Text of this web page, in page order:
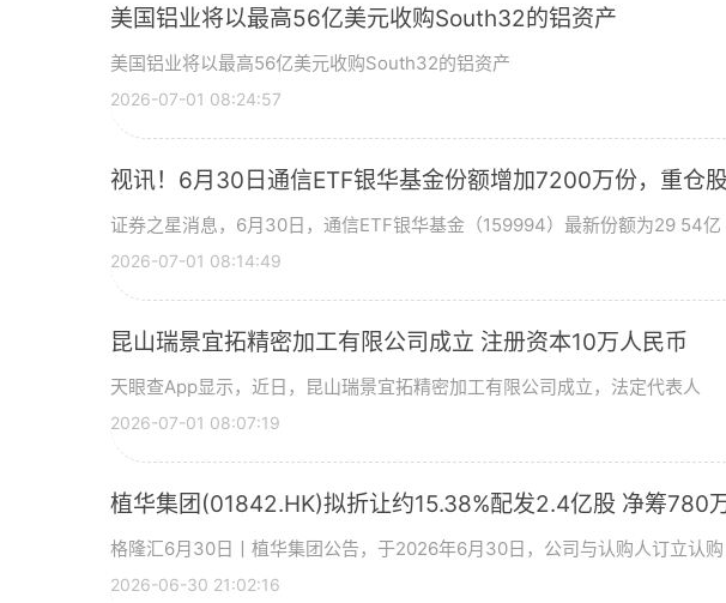
美国铝业将以最高56亿美元收购South32的铝资产
美国铝业将以最高56亿美元收购South32的铝资产
2026-07-01 08:24:57
视讯！6月30日通信ETF银华基金份额增加7200万份，重仓
证券之星消息，6月30日，通信ETF银华基金（159994）最新份额为29 54亿
2026-07-01 08:14:49
昆山瑞景宜拓精密加工有限公司成立 注册资本10万人民币
天眼查App显示，近日，昆山瑞景宜拓精密加工有限公司成立，法定代表人
2026-07-01 08:07:19
植华集团(01842.HK)拟折让约15.38%配发2.4亿股 净筹780
格隆汇6月30日丨植华集团公告，于2026年6月30日，公司与认购人订立认购
2026-06-30 21:02:16